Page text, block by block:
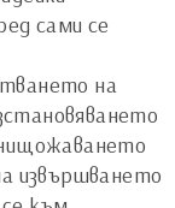
сами се
на
извършването